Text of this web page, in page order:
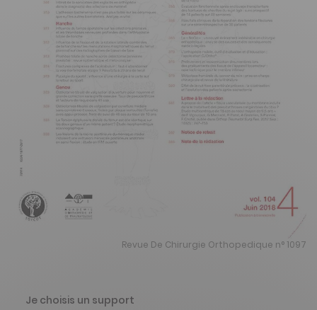
Revue De Chirurgie Orthopedique n° 1097
Je choisis un support